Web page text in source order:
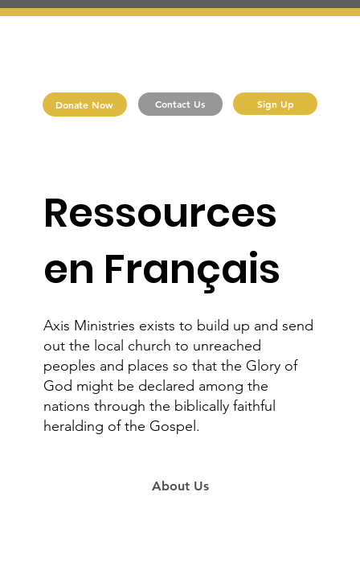
Donate Now Contact Us Sign Up
Ressources
en Français
Axis Ministries exists to build up and send
out the local church to unreached
peoples and places so that the Glory of
God might be declared among the
nations through the biblically faithful
heralding of the Gospel.
About Us